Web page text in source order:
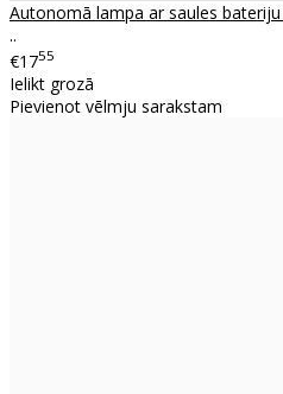
Autonomā lampa ar saules
..
€1755
Ielikt grozā
Pievienot vēlmju sarakstam